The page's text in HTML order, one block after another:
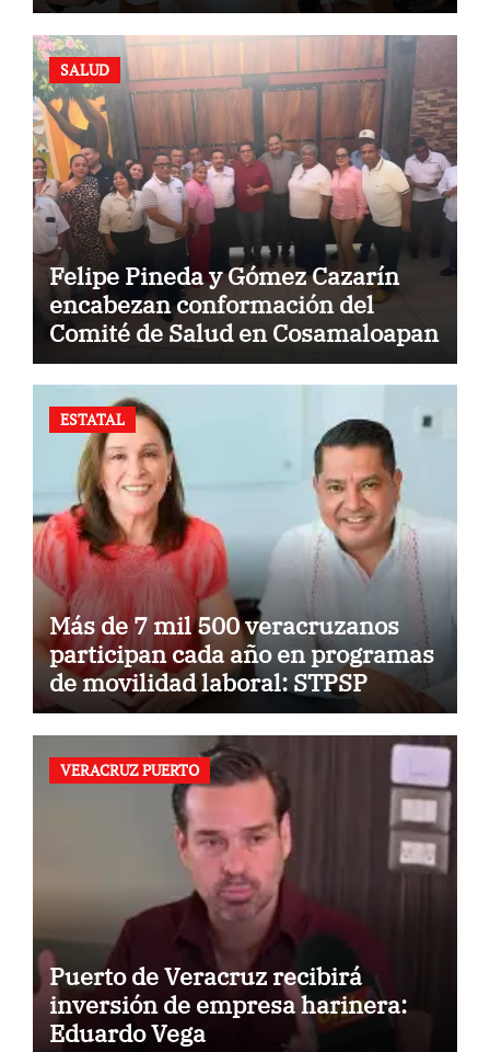
SALUD
Felipe Pineda y Gómez Cazarín
encabezan conformación del
Comité de Salud en Cosamaloapan
ESTATAL
Más de 7 mil 500 veracruzanos
participan cada año en programas
de movilidad laboral: STPSP
VERACRUZ PUERTO
Puerto de Veracruz recibirá
inversión de empresa harinera:
Eduardo Vega